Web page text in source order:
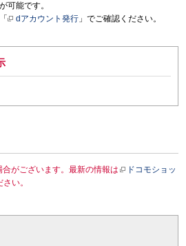
可能です。
dアカウント発行 」でご確認ください。
がございます。最新の情報は
ドコモショッ
い。